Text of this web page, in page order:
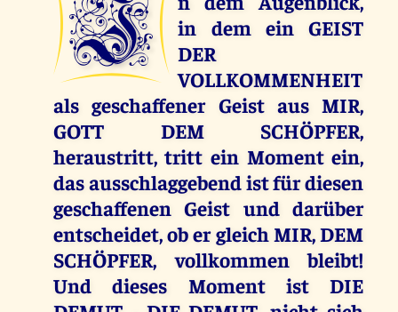
I
in dem ein GEIST
DER
VOLLKOMMENHEIT
als geschaffener Geist aus MIR,
GOTT DEM SCHÖPFER,
heraustritt, tritt ein Moment ein,
das ausschlaggebend ist für diesen
geschaffenen Geist und darüber
entscheidet, ob er gleich MIR, DEM
SCHÖPFER, vollkommen bleibt!
Und dieses Moment ist DIE